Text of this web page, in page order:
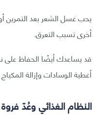
يحب غسل الشعر بعد التمرين
أخرى تسبب التعرق.
قد يساعدك أيضًا الحفاظ على
أغطية الوسادات وإزالة
النظام الغذائي وعُدّ